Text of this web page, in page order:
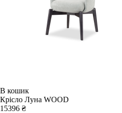
В кошик
Крісло Луна WOOD
15396 ₴